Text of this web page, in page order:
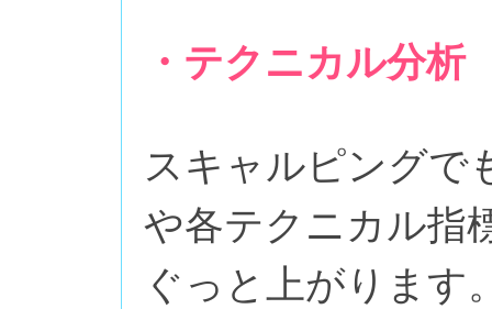
・テクニカル分析
スキャルピングで
や各テクニカル指
ぐっと上がります